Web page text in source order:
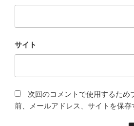
サイト
次回のコメントで使用するため
前、メールアドレス、サイトを保存